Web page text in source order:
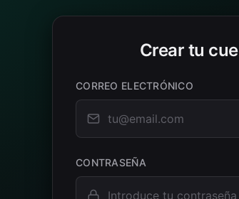
Crear tu
CORREO ELECTRÓNICO
CONTRASEÑA